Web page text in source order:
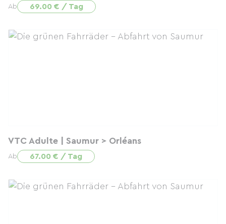
Ab 69.00 € / Tag
VTC Adulte | Saumur > Orléans
Ab 67.00 € / Tag